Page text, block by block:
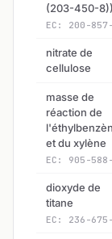
(203-450-8))
EC: 200-
nitrate de
cellulose
masse de
réaction de
et du xylène
EC: 905-
dioxyde de
titane
EC: 236-